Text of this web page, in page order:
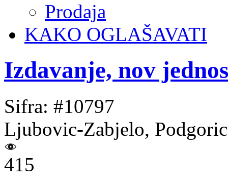
Prodaja
KAKO OGLAŠAVATI
Izdavanje, nov
Sifra: #10797
Ljubovic-Zabjelo,
415